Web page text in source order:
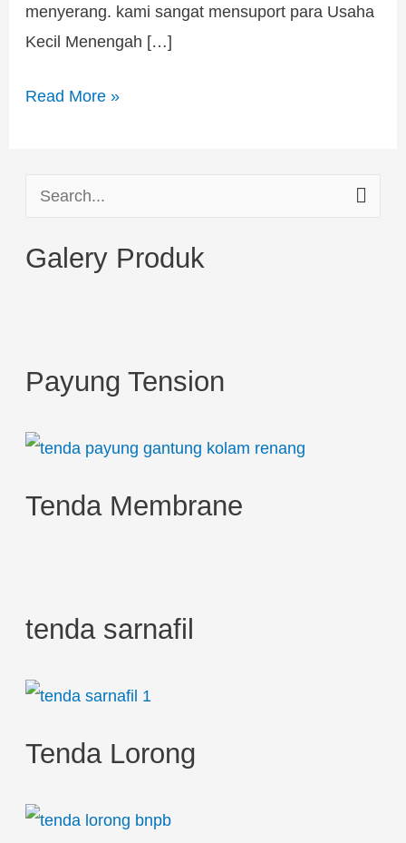
menyerang. kami sangat mensuport para Usaha
Kecil Menengah […]
Read More »
a
f
o
:
Galery Produk
Payung Tension
Tenda Membrane
tenda sarnafil
Tenda Lorong